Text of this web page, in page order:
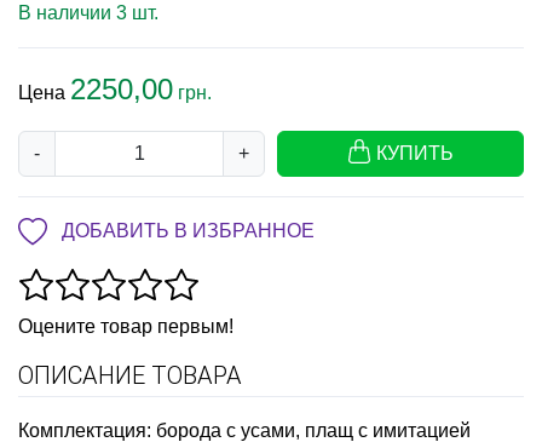
В наличии 3 шт.
Цена 2250,00 грн.
- + КУПИТЬ
ДОБАВИТЬ В ИЗБРАННОЕ
Оцените товар первым!
ОПИСАНИЕ ТОВАРА
Комплектация: борода с усами, плащ с имитацией